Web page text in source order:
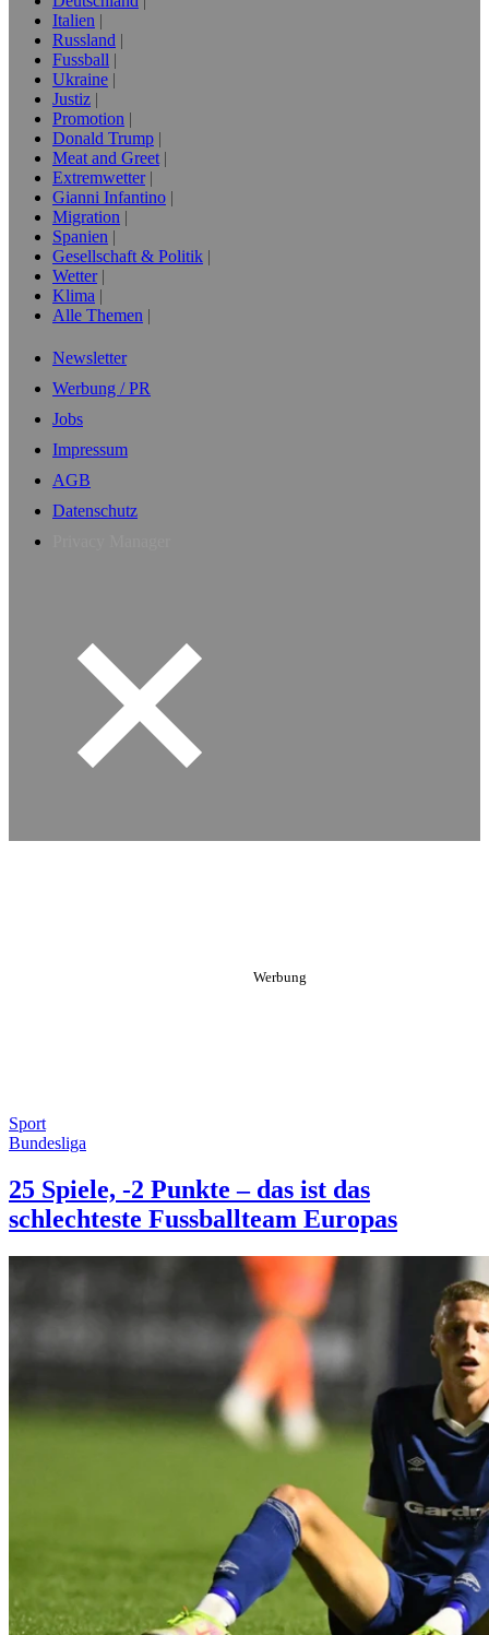
Italien
Russland
Fussball
Ukraine
Justiz
Promotion
Donald Trump
Meat and Greet
Extremwetter
Gianni Infantino
Migration
Spanien
Gesellschaft & Politik
Wetter
Klima
Alle Themen
Newsletter
Werbung / PR
Jobs
Impressum
AGB
Datenschutz
Sport
Bundesliga
25 Spiele, -2 Punkte – das ist das
schlechteste Fussballteam Europas